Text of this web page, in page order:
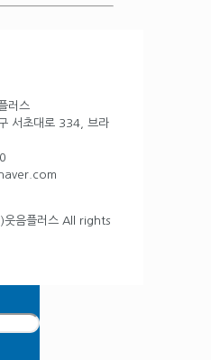
러스
서초대로 334, 브라
음플러스 All rights